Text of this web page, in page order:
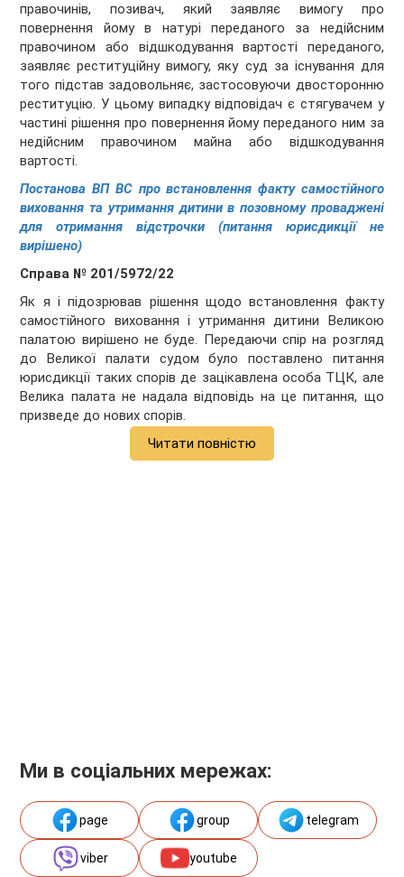
правочинів, позивач, який заявляє вимогу про
повернення йому в натурі переданого за недійсним
правочином або відшкодування вартості переданого,
заявляє реституційну вимогу, яку суд за існування для
того підстав задовольняє, застосовуючи двосторонню
реституцію. У цьому випадку відповідач є стягувачем у
частині рішення про повернення йому переданого ним за
недійсним правочином майна або відшкодування
вартості.
Постанова ВП ВС про встановлення факту самостійного
виховання та утримання дитини в позовному проваджені
для отримання відстрочки (питання юрисдикції не
вирішено)
Справа № 201/5972/22
Як я і підозрював рішення щодо встановлення факту
самостійного виховання і утримання дитини Великою
палатою вирішено не буде. Передаючи спір на розгляд
до Великої палати судом було поставлено питання
юрисдикції таких спорів де зацікавлена особа ТЦК, але
Велика палата не надала відповідь на це питання, що
призведе до нових спорів.
Читати повністю
Ми в соціальних мережах:
page group telegram
viber youtube